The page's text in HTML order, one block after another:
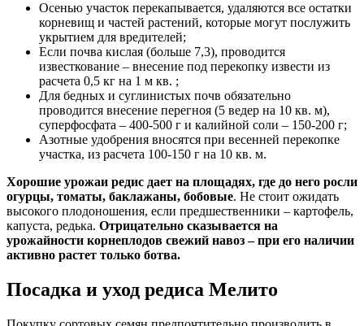
Осенью участок перекапывается, удаляются все остатки
корневищ и частей растений, которые могут послужить
укрытием для вредителей;
Если почва кислая (больше 7,3), проводится
известкование – внесение под перекопку извести из
расчета 0,5 кг на 1 м кв. ;
Для бедных и суглинистых почв обязательно
проводится внесение перегноя (5 ведер на 10 кв. м),
суперфосфата – 400-500 г и калийной соли – 150-200 г;
Азотные удобрения вносятся при весенней перекопке
участка, из расчета 100-150 г на 10 кв. м.
Хорошие урожаи редис дает на площадях, где до него росли
огурцы, томаты, баклажаны, бобовые. Не стоит ожидать
высокого плодоношения, если предшественники – картофель,
капуста, редька. Отрицательно сказывается на
урожайности корнеплодов свежий навоз – при его наличии
активно растет только ботва.
Посадка и уход редиса Мелито